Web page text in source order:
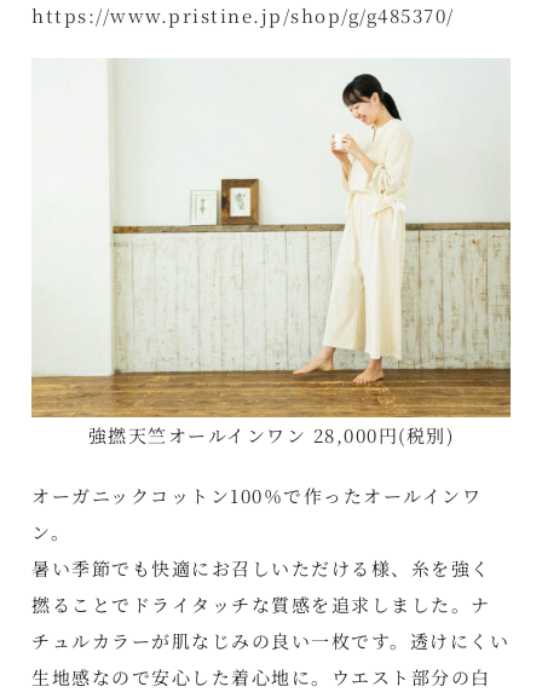
https://www.pristine.jp/shop/g/g485370/
強撚天竺オールインワン 28,000円(税別)
オーガニックコットン100％で作ったオールインワ
ン。
暑い季節でも快適にお召しいただける様、糸を強く
撚ることでドライタッチな質感を追求しました。ナ
チュルカラーが肌なじみの良い一枚です。透けにくい
生地感なので安心した着心地に。ウエスト部分の白